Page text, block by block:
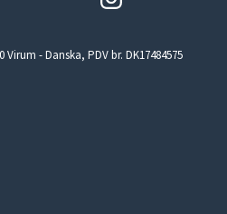
- Danska, PDV br. DK17484575